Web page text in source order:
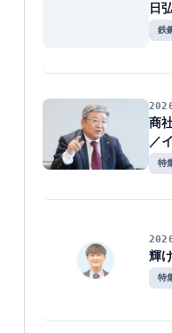
日
鉄
商
／
特
輝
特